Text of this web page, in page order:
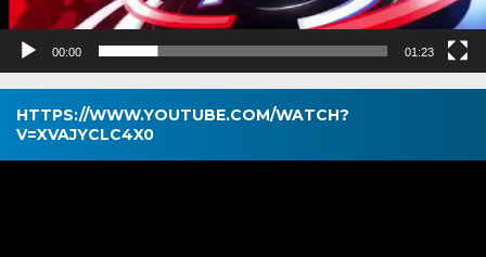
00:00 01:23
HTTPS://WWW.YOUTUBE.COM/WATCH?
V=XVAJYCLC4X0
Pemutar